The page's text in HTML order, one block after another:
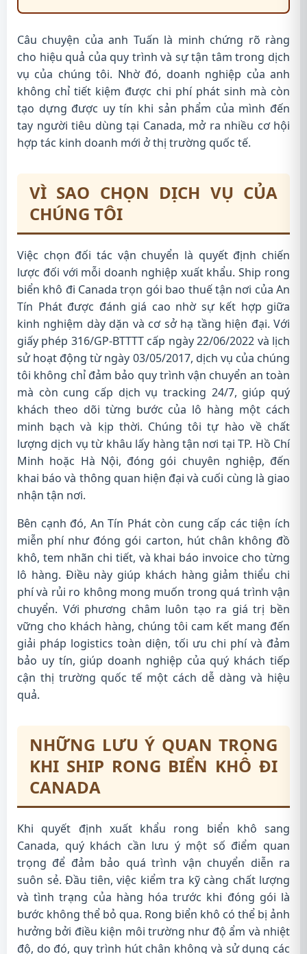
Câu chuyện của anh Tuấn là minh chứng rõ ràng
cho hiệu quả của quy trình và sự tận tâm trong dịch
vụ của chúng tôi. Nhờ đó, doanh nghiệp của anh
không chỉ tiết kiệm được chi phí phát sinh mà còn
tạo dựng được uy tín khi sản phẩm của mình đến
tay người tiêu dùng tại Canada, mở ra nhiều cơ hội
hợp tác kinh doanh mới ở thị trường quốc tế.
VÌ SAO CHỌN DỊCH VỤ CỦA
CHÚNG TÔI
Việc chọn đối tác vận chuyển là quyết định chiến
lược đối với mỗi doanh nghiệp xuất khẩu. Ship rong
biển khô đi Canada trọn gói bao thuế tận nơi của An
Tín Phát được đánh giá cao nhờ sự kết hợp giữa
kinh nghiệm dày dặn và cơ sở hạ tầng hiện đại. Với
giấy phép 316/GP-BTTTT cấp ngày 22/06/2022 và lịch
sử hoạt động từ ngày 03/05/2017, dịch vụ của chúng
tôi không chỉ đảm bảo quy trình vận chuyển an toàn
mà còn cung cấp dịch vụ tracking 24/7, giúp quý
khách theo dõi từng bước của lô hàng một cách
minh bạch và kịp thời. Chúng tôi tự hào về chất
lượng dịch vụ từ khâu lấy hàng tận nơi tại TP. Hồ Chí
Minh hoặc Hà Nội, đóng gói chuyên nghiệp, đến
khai báo và thông quan hiện đại và cuối cùng là giao
nhận tận nơi.
Bên cạnh đó, An Tín Phát còn cung cấp các tiện ích
miễn phí như đóng gói carton, hút chân không đồ
khô, tem nhãn chi tiết, và khai báo invoice cho từng
lô hàng. Điều này giúp khách hàng giảm thiểu chi
phí và rủi ro không mong muốn trong quá trình vận
chuyển. Với phương châm luôn tạo ra giá trị bền
vững cho khách hàng, chúng tôi cam kết mang đến
giải pháp logistics toàn diện, tối ưu chi phí và đảm
bảo uy tín, giúp doanh nghiệp của quý khách tiếp
cận thị trường quốc tế một cách dễ dàng và hiệu
quả.
NHỮNG LƯU Ý QUAN TRỌNG
KHI SHIP RONG BIỂN KHÔ ĐI
CANADA
Khi quyết định xuất khẩu rong biển khô sang
Canada, quý khách cần lưu ý một số điểm quan
trọng để đảm bảo quá trình vận chuyển diễn ra
suôn sẻ. Đầu tiên, việc kiểm tra kỹ càng chất lượng
và tình trạng của hàng hóa trước khi đóng gói là
bước không thể bỏ qua. Rong biển khô có thể bị ảnh
hưởng bởi điều kiện môi trường như độ ẩm và nhiệt
độ, do đó, quy trình hút chân không và sử dụng các